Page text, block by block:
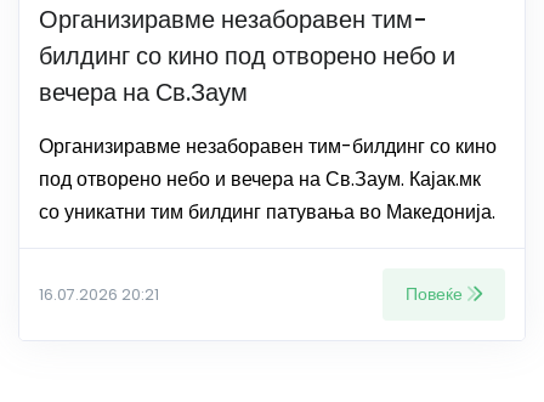
Организиравме незаборавен тим-
билдинг со кино под отворено небо и
вечера на Св.Заум
Организиравме незаборавен тим-билдинг со кино
под отворено небо и вечера на Св.Заум. Кајак.мк
со уникатни тим билдинг патувања во Македонија.
16.07.2026 20:21 Повеќе